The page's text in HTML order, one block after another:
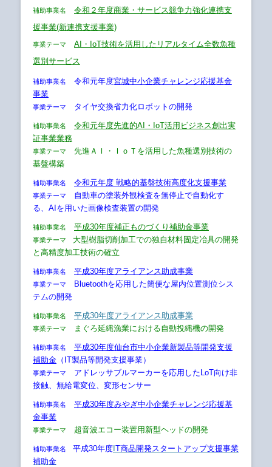
補助事業名
令和２年度商業・サービス競争力強化連携支
援事業(新連携支援事業)
事業テーマ
AI・IoT技術を活用したリアルタイム全数魚種
選別サービス
補助事業名 令和元年度宮城中小企業チャレンジ応援基金
事業
事業テーマ タイヤ交換省力化ロボットの開発
補助事業名
令和元年度先進的AI・IoT活用ビジネス創出実
証事業業務
事業テーマ
先進ＡＩ・ＩｏＴを活用した魚種選別技術の
基盤構築
補助事業名 令和元年度 戦略的基盤技術高度化支援事業
事業テーマ
自動車の塗装外観検査を無停止で自動化す
る、AIを用いた画像検査装置の開発
補助事業名 平成30年度補正ものづくり補助金事業
事業テーマ 大型樹脂切削加工での独自材料固定冶具の開発
と高精度加工技術の確立
補助事業名 平成30年度アライアンス助成事業
事業テーマ
Bluetoothを応用した簡便な屋内位置測位シス
テムの開発
補助事業名 平成30年度アライアンス助成事業
事業テーマ まぐろ延縄漁業における自動投縄機の開発
補助事業名
平成30年度仙台市中小企業新製品等開発支援
補助金 （IT製品等開発支援事業）
事業テーマ
アドレッサブルマーカーを応用したLoT向け非
接触、無給電変位、変形センサー
補助事業名
平成30年度みやぎ中小企業チャレンジ応援基
金事業
事業テーマ 超音波エコー装置用新型ヘッドの開発
補助事業名 平成30年度IT商品開発スタートアップ支援事業
補助金